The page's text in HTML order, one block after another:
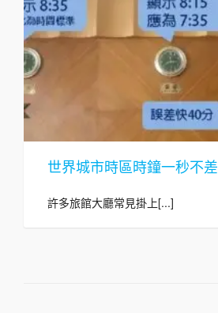
世界城市時區時鐘一秒不差
許多旅館大廳常見掛上[...]